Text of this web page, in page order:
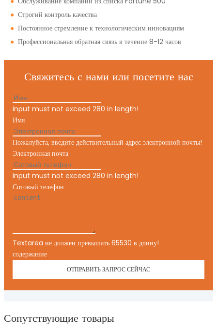
●Строгий контроль качества
●Постоянное стремление к технологическим инновациям
●Профессиональная обратная связь в течение 8-12 часов
Свяжитесь с нами или посетите нас
input must not exceed 280 in length!
Имя
Пожалуйста, введите действительный адрес электронной почты!
Электронная почта
input must not exceed 280 in length!
Сотовый телефон
Textarea не должен превышать 65530 в длину!
содержание
ОТПРАВИТЬ ЗАПРОС СЕЙЧАС
Сопутствующие товары